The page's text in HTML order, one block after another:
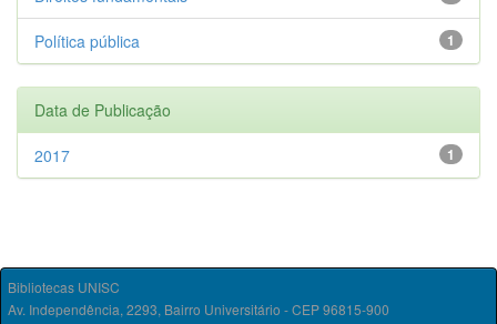
1
Política pública
Data de Publicação
1
2017
Bibliotecas UNISC
Av. Independência, 2293, Bairro Universitário - CEP 96815-900